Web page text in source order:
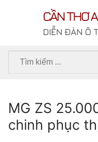
CẦN THƠ
DIỄN ĐÀN Ô
Tìm
MG ZS
chinh phục